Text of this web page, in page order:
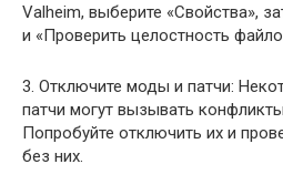
Valheim, выберите «Свойства»,
и «Проверить целостность
3. Отключите моды и патчи:
патчи могут вызывать
Попробуйте отключить их и
без них.